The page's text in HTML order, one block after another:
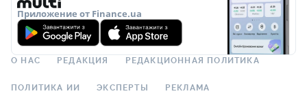
Приложение от Finance.ua
О НАС РЕДАКЦИЯ РЕДАКЦИОННАЯ ПОЛИТИКА
ПОЛИТИКА ИИ ЭКСПЕРТЫ РЕКЛАМА